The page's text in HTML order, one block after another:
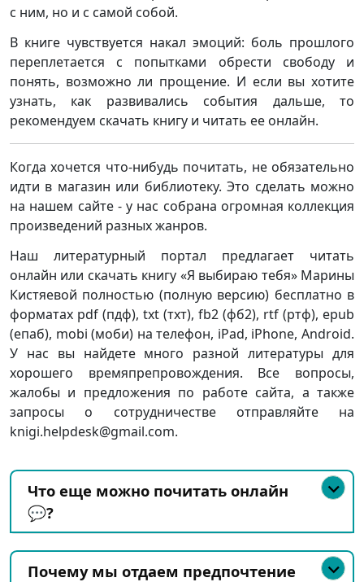
с ним, но и с самой собой.
В книге чувствуется накал эмоций: боль прошлого
переплетается с попытками обрести свободу и
понять, возможно ли прощение. И если вы хотите
узнать, как развивались события дальше, то
рекомендуем скачать книгу и читать ее онлайн.
Когда хочется что-нибудь почитать, не обязательно
идти в магазин или библиотеку. Это сделать можно
на нашем сайте - у нас собрана огромная коллекция
произведений разных жанров.
Наш литературный портал предлагает читать
онлайн или скачать книгу «Я выбираю тебя» Марины
Кистяевой полностью (полную версию) бесплатно в
форматах pdf (пдф), txt (тхт), fb2 (фб2), rtf (ртф), epub
(епаб), mobi (моби) на телефон, iPad, iPhone, Android.
У нас вы найдете много разной литературы для
хорошего времяпрепровождения. Все вопросы,
жалобы и предложения по работе сайта, а также
запросы о сотрудничестве отправляйте на
knigi.helpdesk@gmail.com.
Что еще можно почитать онлайн
💬?
Почему мы отдаем предпочтение